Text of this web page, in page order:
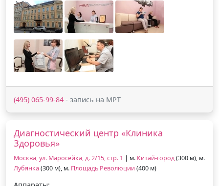
(495) 065-99-84 - запись на МРТ
Диагностический центр «Клиника
Здоровья»
Москва, ул. Маросейка, д. 2/15, стр. 1 | м. Китай-город(300 м), м.
Лубянка (300 м), м. Площадь Революции (400 м)